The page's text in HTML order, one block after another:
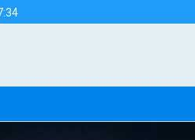
nguyên - Huyện Hải